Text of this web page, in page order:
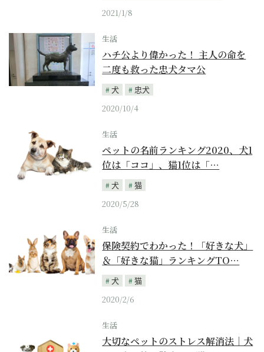
2021/1/8
生活
ハチ公より偉かった！ 主人の命を
二度も救った忠犬タマ公
犬
忠犬
2020/10/4
生活
ペットの名前ランキング2020、犬1
位は「ココ」、猫1位は「…
犬
猫
2020/5/28
生活
保険契約でわかった！「好きな犬」
＆「好きな猫」ランキングTO…
犬
猫
2020/2/6
生活
大切なペットのストレス解消法｜犬